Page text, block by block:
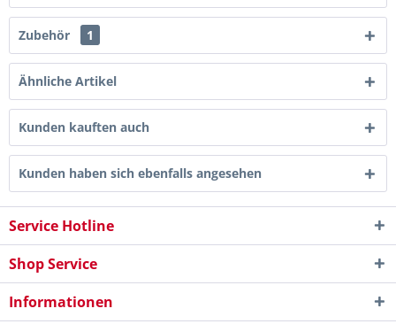
Zubehör 1
Ähnliche Artikel
Kunden kauften auch
Kunden haben sich ebenfalls angesehen
Service Hotline
Shop Service
Informationen